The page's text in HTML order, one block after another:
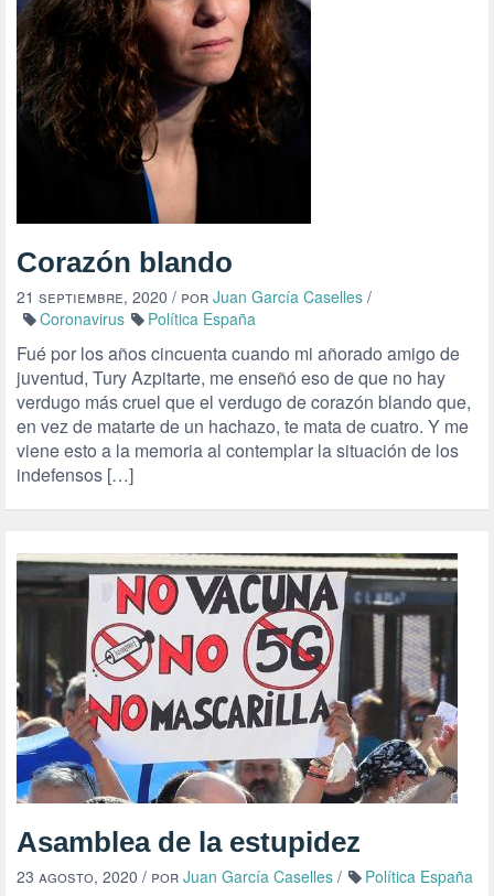
Corazón blando
21 septiembre, 2020 / por Juan García Caselles /
Coronavirus
Política España
Fué por los años cincuenta cuando mi añorado amigo de
juventud, Tury Azpitarte, me enseñó eso de que no hay
verdugo más cruel que el verdugo de corazón blando que,
en vez de matarte de un hachazo, te mata de cuatro. Y me
viene esto a la memoria al contemplar la situación de los
indefensos […]
Asamblea de la estupidez
23 agosto, 2020 / por Juan García Caselles / Política España